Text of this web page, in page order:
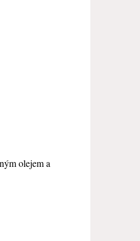
olejem a